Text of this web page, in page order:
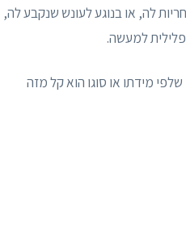
לה, או בנוגע לעונש שנקבע לה,
למעשה.
מידתו או סוגו הוא קל מזה